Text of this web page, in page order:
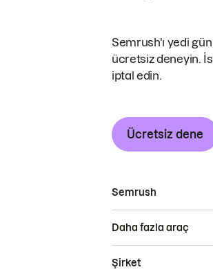
Semrush'ı yedi
ücretsiz deneyin.
iptal edin.
Ücretsiz dene
Semrush
Daha fazla araç
Şirket